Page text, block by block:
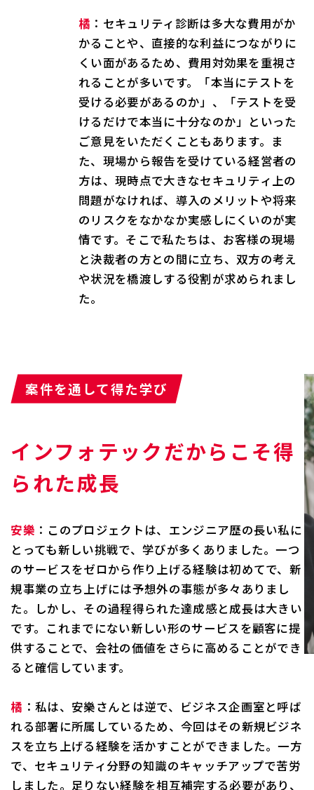
橘 ：セキュリティ診断は多大な費用がか
かることや、直接的な利益につながりに
くい面があるため、費用対効果を重視さ
れることが多いです。「本当にテストを
受ける必要があるのか」、「テストを受
けるだけで本当に十分なのか」といった
ご意見をいただくこともあります。ま
た、現場から報告を受けている経営者の
方は、現時点で大きなセキュリティ上の
問題がなければ、導入のメリットや将来
のリスクをなかなか実感しにくいのが実
情です。そこで私たちは、お客様の現場
と決裁者の方との間に立ち、双方の考え
や状況を橋渡しする役割が求められまし
た。
案件を通して得た学び
インフォテックだからこそ得
られた成長
安樂 ：このプロジェクトは、エンジニア歴の長い私に
とっても新しい挑戦で、学びが多くありました。一つ
のサービスをゼロから作り上げる経験は初めてで、新
規事業の立ち上げには予想外の事態が多々ありまし
た。しかし、その過程得られた達成感と成長は大きい
です。これまでにない新しい形のサービスを顧客に提
供することで、会社の価値をさらに高めることができ
ると確信しています。
橘 ：私は、安樂さんとは逆で、ビジネス企画室と呼ば
れる部署に所属しているため、今回はその新規ビジネ
スを立ち上げる経験を活かすことができました。一方
で、セキュリティ分野の知識のキャッチアップで苦労
しました。足りない経験を相互補完する必要があり、